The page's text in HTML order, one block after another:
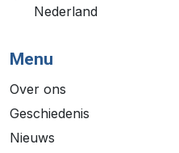
Nederland
Menu
Over ons
Geschiedenis
Nieuws